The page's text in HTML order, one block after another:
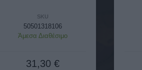
SKU
50501318106
Άμεσα Διαθέσιμο
31,30 €